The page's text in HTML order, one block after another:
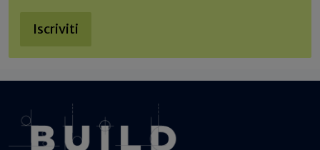
Iscriviti